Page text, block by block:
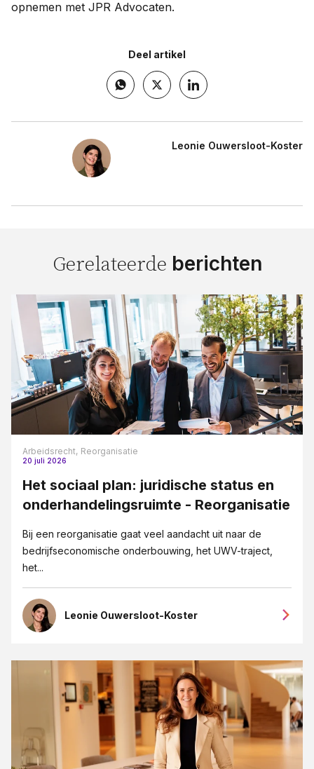
opnemen met JPR Advocaten.
Deel artikel
Leonie Ouwersloot-Koster
Gerelateerde berichten
Arbeidsrecht, Reorganisatie
20 juli 2026
Het sociaal plan: juridische status en
onderhandelingsruimte - Reorganisatie
Bij een reorganisatie gaat veel aandacht uit naar de
bedrijfseconomische onderbouwing, het UWV-traject,
het...
Leonie Ouwersloot-Koster